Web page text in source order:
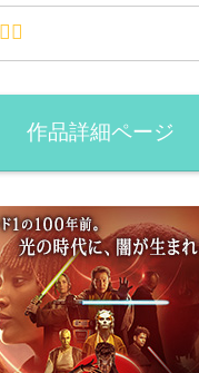
作品詳細ページ